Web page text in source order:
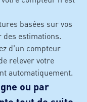
basées sur vos
estimations.
d'un compteur
relever votre
automatiquement.
ou par